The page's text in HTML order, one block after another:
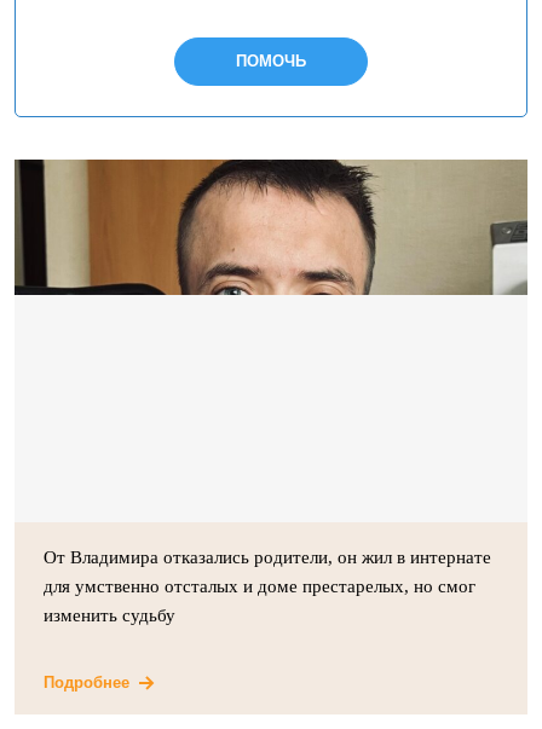
ПОМОЧЬ
От Владимира отказались родители, он жил в интернате
для умственно отсталых и доме престарелых, но смог
изменить судьбу
Подробнее